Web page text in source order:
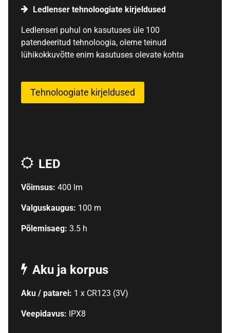
Ledlenser tehnoloogiate kirjeldused
Ledlenseri puhul on kasutuses üle 100
patendeeritud tehnoloogia, oleme teinud
lühikokkuvõtte enim kasutuses olevate kohta
Tehnoloogiate kirjeldused
LED
Võimsus: 400 lm
Valguskaugus: 100 m
Põlemisaeg: 3.5 h
Aku ja korpus
Aku / patarei: 1 x CR123 (3V)
Veepidavus: IPX8